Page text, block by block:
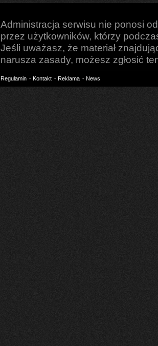
Administracja serwisu nie ponosi
przez użytkowników, którzy
Jeśli uważasz, że materiał
narusza zasady, możesz zgłosić
Regulamin Kontakt Reklama News